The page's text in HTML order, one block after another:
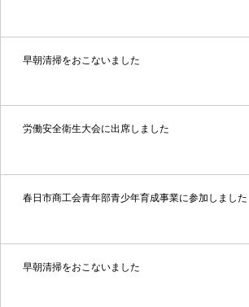
早朝清掃をおこないました
労働安全衛生大会に出席しました
春日市商工会青年部青少年育成事業に参加しました
早朝清掃をおこないました